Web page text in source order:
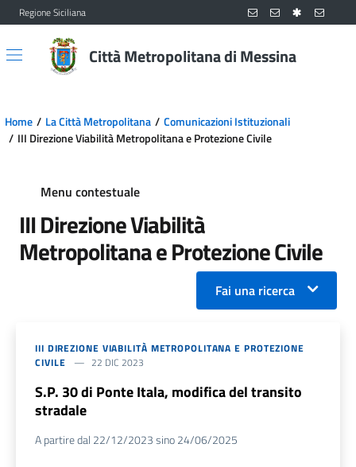
Vai al contenuto principale
Vai al menu principale
Regione Siciliana
Città Metropolitana di Messina
Home La Città Metropolitana
Comunicazioni Istituzionali
III Direzione Viabilità Metropolitana e Protezione Civile
Menu contestuale
III Direzione Viabilità
Metropolitana e Protezione Civile
Fai una ricerca
III DIREZIONE VIABILITÀ METROPOLITANA E PROTEZIONE
CIVILE
22 DIC 2023
S.P. 30 di Ponte Itala, modifica del transito
stradale
A partire dal 22/12/2023 sino 24/06/2025